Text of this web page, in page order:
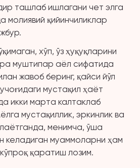
ташлаб ишлагани чет элга
молиявий қийинчиликлар
хўп, ўз ҳуқуқларини
муштипар аёл сифатида
жавоб беринг, қайси йўл
мустақил ҳаёт
икки марта калтаклаб
мустақиллик, эркинлик ва
менимча, ўша
келадиган муаммоларни ҳам
қаратиш лозим.